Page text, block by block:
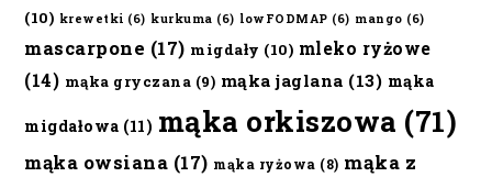
(10) krewetki (6) kurkuma (6) lowFODMAP (6) mango (6)
mascarpone (17) migdały (10) mleko ryżowe
(14) mąka gryczana (9) mąka jaglana (13) mąka
migdałowa (11) mąka orkiszowa (71)
mąka owsiana (17) mąka ryżowa (8) mąka z